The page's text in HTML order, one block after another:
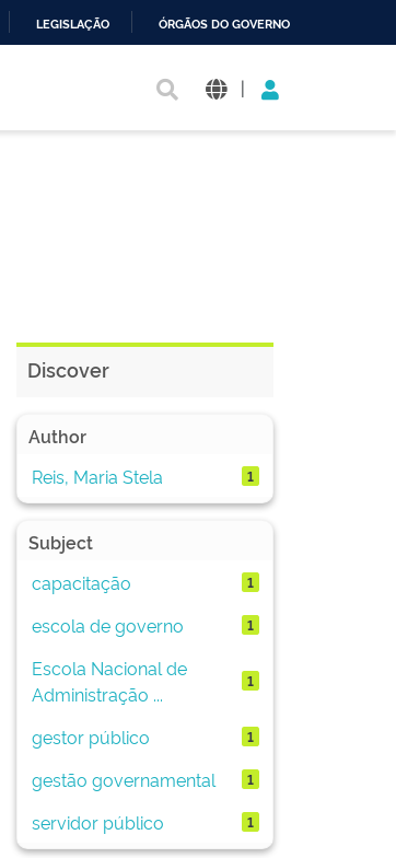
LEGISLAÇÃO ÓRGÃOS DO GOVERNO
|
Discover
Author
Reis, Maria Stela
1
Subject
capacitação
1
escola de governo 1
Escola Nacional de
Administração ...
1
gestor público 1
gestão governamental 1
servidor público 1